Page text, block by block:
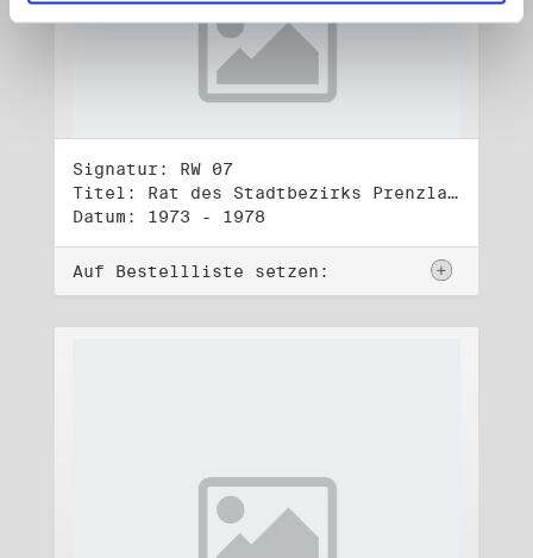
Signatur: RW 07
Titel: Rat des Stadtbezirks Prenzlauer Berg in Berlin
Datum: 1973 - 1978
Auf Bestellliste setzen: